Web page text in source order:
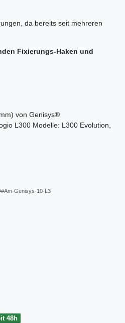
da bereits seit mehreren
Fixierungs-Haken und
von Genisys®
L300 Modelle: L300 Evolution,
Genisys-10-L3
48h